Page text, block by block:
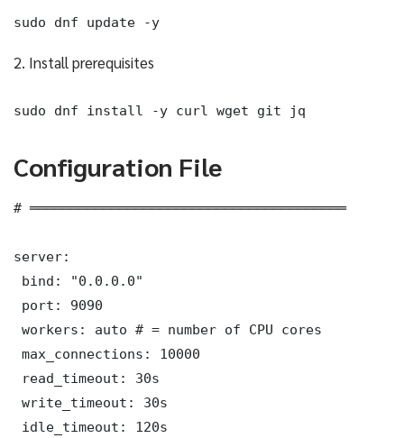
sudo dnf update -y
2. Install prerequisites
sudo dnf install -y curl wget git jq
Configuration File
# ═══════════════════════════════════════
server:
bind: "0.0.0.0"
port: 9090
workers: auto # = number of CPU cores
max_connections: 10000
read_timeout: 30s
write_timeout: 30s
idle_timeout: 120s